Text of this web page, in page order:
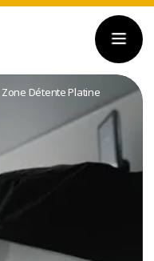
Zone Détente Platine